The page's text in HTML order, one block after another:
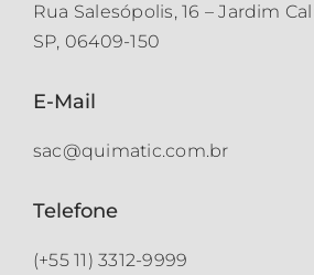
Rua Salesópolis, 16 – Jardim
SP, 06409-150
E-Mail
sac@quimatic.com.br
Telefone
(+55 11) 3312-9999